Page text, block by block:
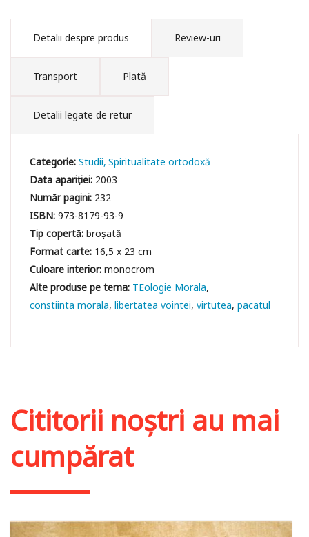
Detalii despre produs Review-uri
Transport Plată
Detalii legate de retur
Categorie:Studii Spiritualitate ortodoxă
Data apariției: 2003
Număr pagini: 232
ISBN:973-8179-93-9
Tip copertă:broșată
Format carte: 16,5 x 23 cm
Culoare interior:monocrom
TEologie Morala
constiinta morala libertatea vointei virtutea pacatul
Cititorii noștri au mai
cumpărat